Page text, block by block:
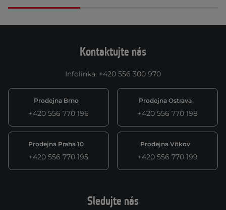
Kontaktujte nás
Infolinka: +420 556 300 970
Prodejna Brno
+420 556 770 196
Prodejna Ostrava
+420 556 770 198
Prodejna Praha 10
+420 556 770 195
Prodejna Vítkov
+420 556 770 199
Sledujte nás